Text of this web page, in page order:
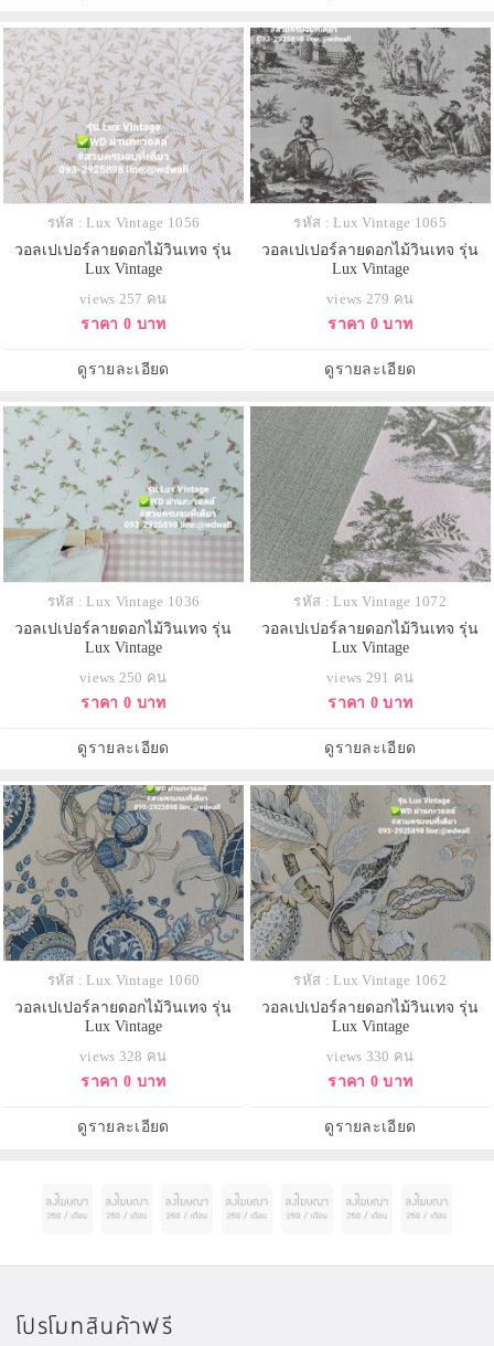
รหัส : Lux Vintage 1056
วอลเปเปอร์ลายดอกไม้วินเทจ รุ่น
Lux Vintage
views 257 คน
ราคา 0 บาท
ดูรายละเอียด
รหัส : Lux Vintage 1065
วอลเปเปอร์ลายดอกไม้วินเทจ รุ่น
Lux Vintage
views 279 คน
ราคา 0 บาท
ดูรายละเอียด
รหัส : Lux Vintage 1036
วอลเปเปอร์ลายดอกไม้วินเทจ รุ่น
Lux Vintage
views 250 คน
ราคา 0 บาท
ดูรายละเอียด
รหัส : Lux Vintage 1072
วอลเปเปอร์ลายดอกไม้วินเทจ รุ่น
Lux Vintage
views 291 คน
ราคา 0 บาท
ดูรายละเอียด
รหัส : Lux Vintage 1060
วอลเปเปอร์ลายดอกไม้วินเทจ รุ่น
Lux Vintage
views 328 คน
ราคา 0 บาท
ดูรายละเอียด
รหัส : Lux Vintage 1062
วอลเปเปอร์ลายดอกไม้วินเทจ รุ่น
Lux Vintage
views 330 คน
ราคา 0 บาท
ดูรายละเอียด
โปรโมทสินค้าฟรี